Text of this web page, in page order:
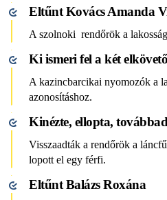
Eltűnt Kovács Amanda
A szolnoki rendőrök a
Ki ismeri fel a két
A kazincbarcikai nyomozók a
azonosításhoz.
Kinézte, ellopta,
Visszaadták a rendőrök a
lopott el egy férfi.
Eltűnt Balázs Roxána